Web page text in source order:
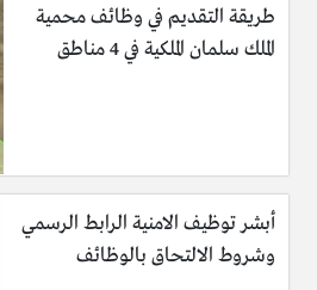
طريقة التقديم في وظائف محمية
الملك سلمان الملكية في 4 مناطق
أبشر توظيف الامنية الرابط الرسمي
وشروط الالتحاق بالوظائف